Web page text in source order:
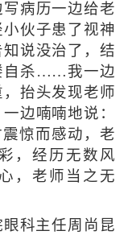
病历一边给老
伙子患了视神
说没治了，结
自杀……我一边
抬头发现老师
边喃喃地说：
惊而感动，老
，经历无数风
，老师当之无
科主任周尚昆